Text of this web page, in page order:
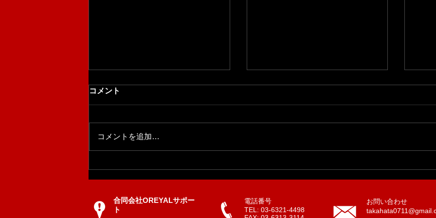
何を頑張ればいいのか？
高畑です、 かれこれもう20年以
まだ続けるべきか、悩んでいた。
ある番組で、ダウンタウンの松ち
未だによくわからないんです。お
笑いって、何を頑張ればいいんで
マーケティングとはセールス
と、その状態には持っていけ
ていない会社が多いのではないで
いる人なら、一度は聞いたことが
あると思います。これはピータ
「
ーケ
コメント
コメントを追加…
合同会社OREYALサポー
ト
電話番号
TEL: 03-6321-4498
お問い合わせ